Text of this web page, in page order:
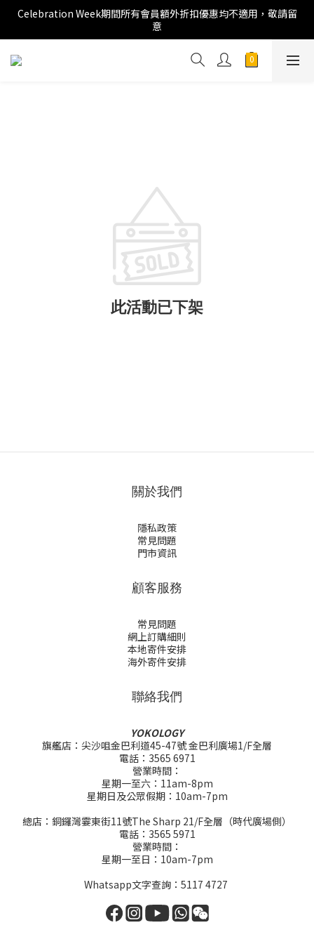
Celebration Week期間所有會員額外折扣優惠均不適用，敬請留
意
此活動已下架
關於我們
隱私政策
常見問題
門市資訊
顧客服務
常見問題
網上訂購細則
本地寄件安排
海外寄件安排
聯絡我們
YOKOLOGY
旗艦店：尖沙咀金巴利道45-47號 金巴利廣場1/F全層
電話：3565 6971
營業時間：
星期一至六：11am-8pm
星期日及公眾假期：10am-7pm
總店：銅鑼灣霎東街11號The Sharp 21/F全層（時代廣場側）
電話：3565 5971
營業時間：
星期一至日：10am-7pm
Whatsapp文字查詢：5117 4727